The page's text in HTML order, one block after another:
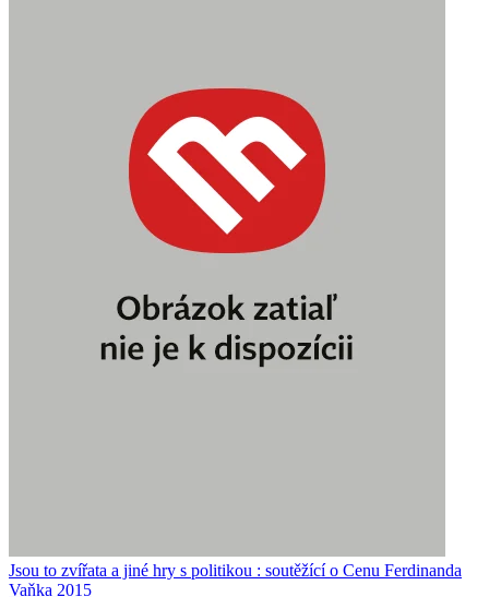
Jsou to zvířata a jiné hry s politikou : soutěžící o Cenu Ferdinanda
Vaňka 2015